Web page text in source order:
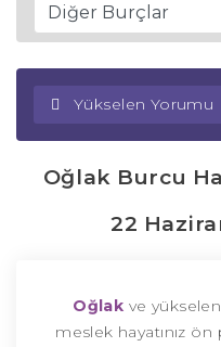
Yükselen Yorumu
Oğlak Burcu
22
Oğlak ve yükselen
meslek hayatınız